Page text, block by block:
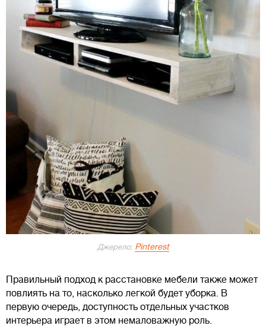
Джерело: Pinterest
Правильный подход к расстановке мебели также может
повлиять на то, насколько легкой будет уборка. В
первую очередь, доступность отдельных участков
интерьера играет в этом немаловажную роль.